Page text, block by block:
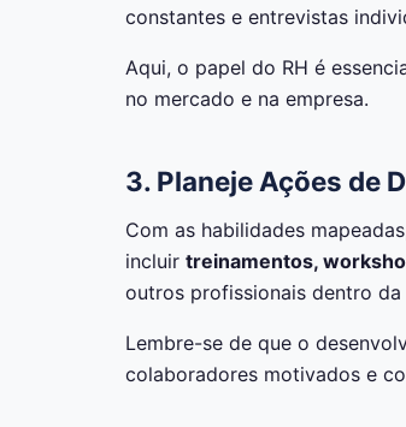
constantes e entrevistas
Aqui, o papel do RH é
no mercado e na empresa.
3. Planeje Ações de
Com as habilidades
incluir treinamentos,
outros profissionais dentro da
Lembre-se de que o
colaboradores motivados e